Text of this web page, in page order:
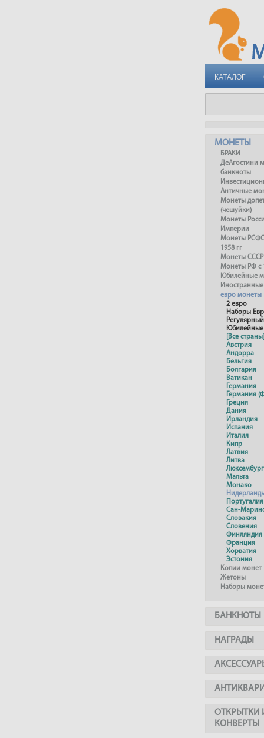
КАТАЛОГ
МОНЕТЫ
БРАКИ
ДеАгостини
банкноты
Античные
Монеты
(чешуйки)
Монеты
Империи
Монеты
1958 гг
Монеты СССР
Монеты РФ с
Юбилейные
евро монеты
2 евро
Наборы
Юбилейные
[Все страны]
Австрия
Андорра
Бельгия
Болгария
Ватикан
Германия
Германия
Греция
Дания
Ирландия
Испания
Италия
Кипр
Латвия
Литва
Люксембург
Мальта
Монако
Португалия
Сан-
Словакия
Словения
Финляндия
Франция
Хорватия
Эстония
Копии монет
Жетоны
Наборы
БАНКНОТЫ
НАГРАДЫ
ОТКРЫТКИ
КОНВЕРТЫ